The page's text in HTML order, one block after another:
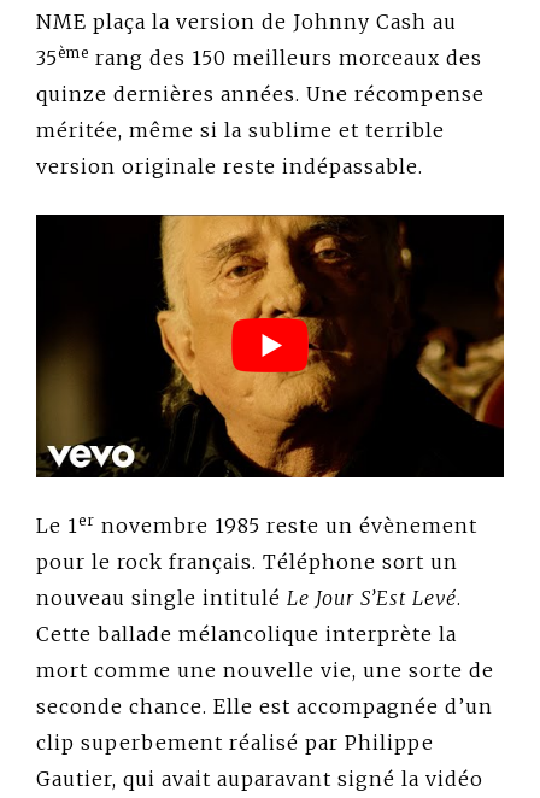
NME plaça la version de Johnny Cash au
35ème rang des 150 meilleurs morceaux des
quinze dernières années. Une récompense
méritée, même si la sublime et terrible
version originale reste indépassable.
Le 1er novembre 1985 reste un évènement
pour le rock français. Téléphone sort un
nouveau single intitulé Le Jour S’Est Levé.
Cette ballade mélancolique interprète la
mort comme une nouvelle vie, une sorte de
seconde chance. Elle est accompagnée d’un
clip superbement réalisé par Philippe
Gautier, qui avait auparavant signé la vidéo